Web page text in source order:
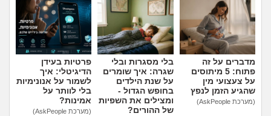
35)
לעתיד, בת 16)
הוספת טיפ
מדברים על זה
פתוח: 5 מיתוסים
על צעצועי מין
שהגיע הזמן לנפץ
(מערכת AskPeople)
בלי מסגרות ובלי
שגרה: איך שומרים
על שנת הילדים
בחופש הגדול -
ומצילים את השפיות
של ההורים?
פרטיות בעידן
הדיגיטלי: איך
לשמור על אנונימיות
בלי לוותר על
אמינות?
(מערכת AskPeople)